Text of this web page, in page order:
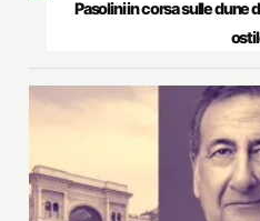
Pasolini in corsa sulle dune